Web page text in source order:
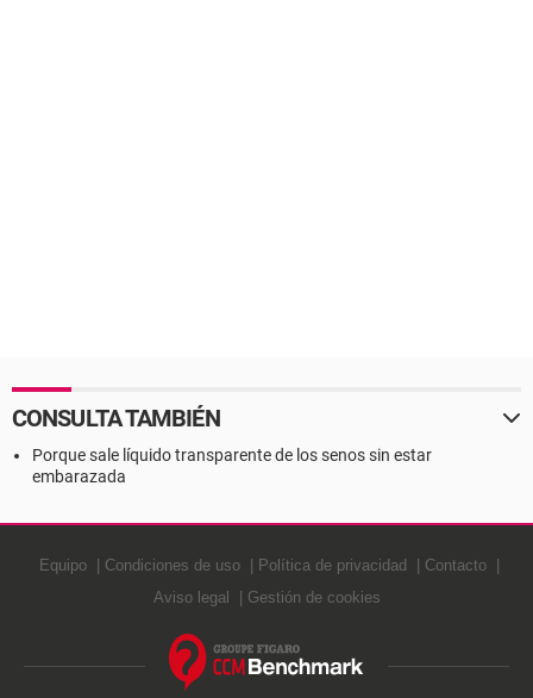
CONSULTA TAMBIÉN
Porque sale líquido transparente de los senos sin estar
embarazada
Equipo Condiciones de uso Política de privacidad
Contacto
Aviso legal
Gestión de cookies